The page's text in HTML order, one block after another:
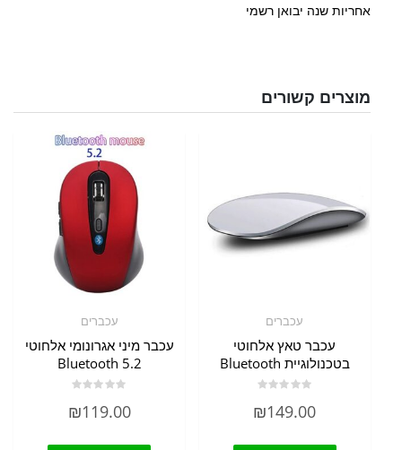
אחריות שנה יבואן רשמי
מוצרים קשורים
עכברים
עכבר טאץ אלחוטי
בטכנולוגיית Bluetooth
0
₪149.00
עכברים
עכבר מיני אגרונומי אלחוטי
Bluetooth 5.2
0
₪119.00